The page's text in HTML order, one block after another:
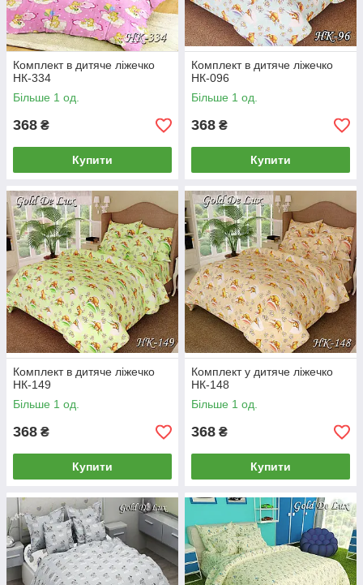
Комплект в дитяче ліжечко
НК-334
Більше 1 од.
368 ₴
Купити
Комплект в дитяче ліжечко
НК-096
Більше 1 од.
368 ₴
Купити
Комплект в дитяче ліжечко
НК-149
Більше 1 од.
368 ₴
Купити
Комплект у дитяче ліжечко
НК-148
Більше 1 од.
368 ₴
Купити